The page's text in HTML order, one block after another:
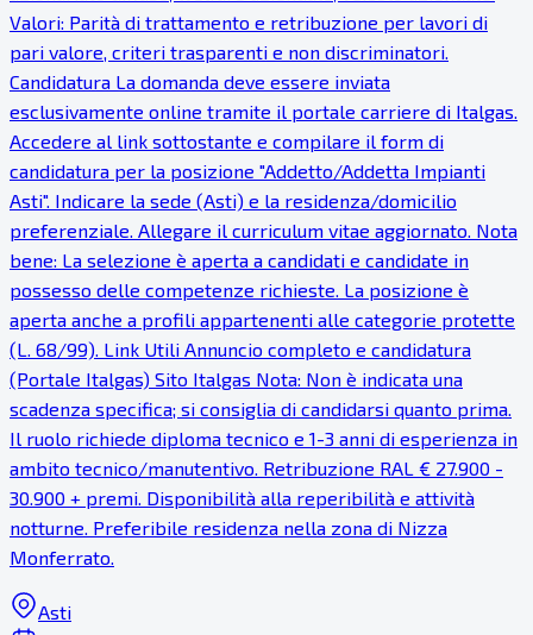
Valori: Parità di trattamento e retribuzione per lavori di
pari valore, criteri trasparenti e non discriminatori.
Candidatura La domanda deve essere inviata
esclusivamente online tramite il portale carriere di Italgas.
Accedere al link sottostante e compilare il form di
candidatura per la posizione "Addetto/Addetta Impianti
Asti". Indicare la sede (Asti) e la residenza/domicilio
preferenziale. Allegare il curriculum vitae aggiornato. Nota
bene: La selezione è aperta a candidati e candidate in
possesso delle competenze richieste. La posizione è
aperta anche a profili appartenenti alle categorie protette
(L. 68/99). Link Utili Annuncio completo e candidatura
(Portale Italgas) Sito Italgas Nota: Non è indicata una
scadenza specifica; si consiglia di candidarsi quanto prima.
Il ruolo richiede diploma tecnico e 1-3 anni di esperienza in
ambito tecnico/manutentivo. Retribuzione RAL € 27.900 -
30.900 + premi. Disponibilità alla reperibilità e attività
notturne. Preferibile residenza nella zona di Nizza
Monferrato.
Asti